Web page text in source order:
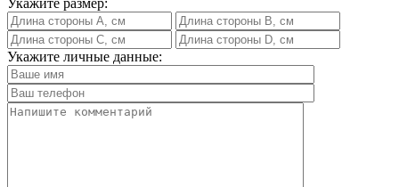
Укажите личные данные: